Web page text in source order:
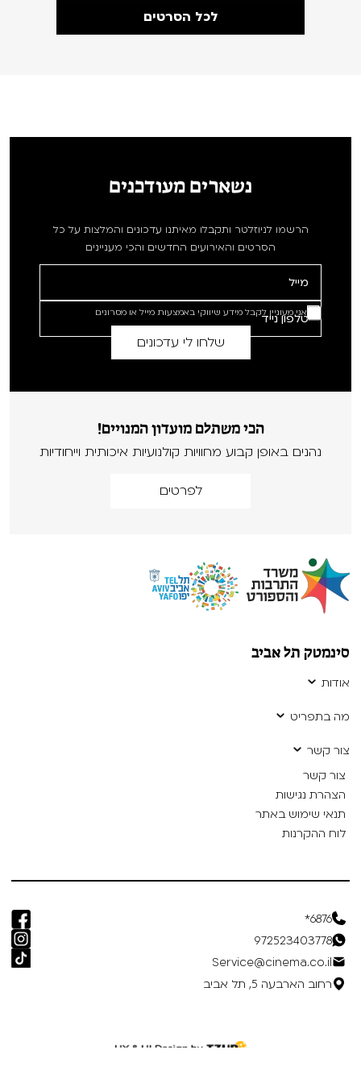
לכל הסרטים
נשארים מעודכנים
הרשמו לניוזלטר ותקבלו מאיתנו עדכונים והמלצות על כל
הסרטים והאירועים החדשים והכי מעניינים
אני מעוניין לקבל מידע שיווקי באמצעות מייל או מסרונים
הכי משתלם מועדון המנויים!
נהנים באופן קבוע מחוויות קולנועיות איכותית וייחודיות
לפרטים
סינמטק תל אביב
אודות
מה בתפריט
צור קשר
צור קשר
הצהרת נגישות
תנאי שימוש באתר
לוח ההקרנות
6876*
972523403778
Service@cinema.co.il
רחוב הארבעה 5, תל אביב